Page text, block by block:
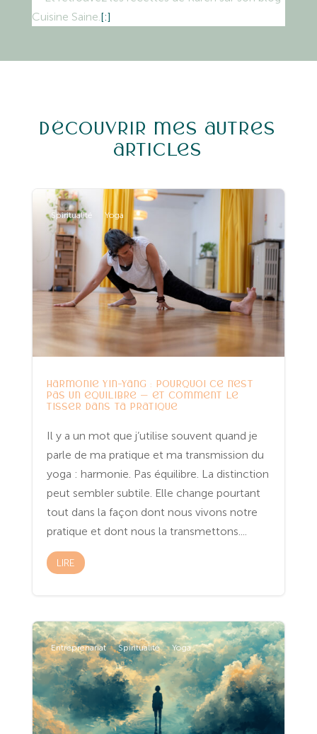
Cuisine Saine.[:]
Découvrir mes autres
articles
Spiritualité Yoga
Harmonie Yin-Yang : pourquoi ce n’est
pas un équilibre — et comment le
tisser dans ta pratique
Il y a un mot que j’utilise souvent quand je
parle de ma pratique et ma transmission du
yoga : harmonie. Pas équilibre. La distinction
peut sembler subtile. Elle change pourtant
tout dans la façon dont nous vivons notre
pratique et dont nous la transmettons....
LIRE
Entreprenariat Spiritualité Yoga